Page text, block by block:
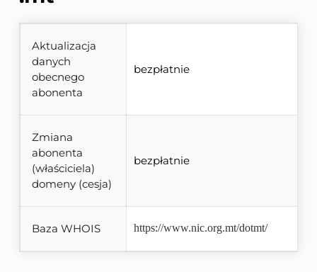
Aktualizacja
danych
obecnego
abonenta
bezpłatnie
Zmiana
abonenta
(właściciela)
domeny (cesja)
bezpłatnie
Baza WHOIS https://www.nic.org.mt/dotmt/